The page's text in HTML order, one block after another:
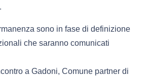
sono in fase di definizione
che saranno comunicati
a Gadoni, Comune partner di